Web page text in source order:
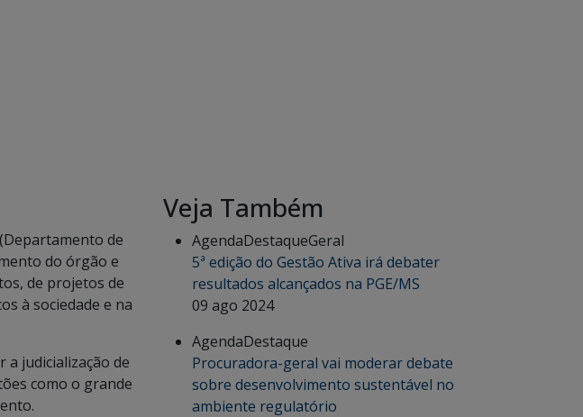
de
do órgão e
de projetos de
à sociedade e na
a judicialização de
como o grande
Veja Também
AgendaDestaqueGeral
5ª edição do Gestão Ativa irá debater
resultados alcançados na PGE/MS
09 ago 2024
AgendaDestaque
Procuradora-geral vai moderar debate
sobre desenvolvimento sustentável no
ambiente regulatório